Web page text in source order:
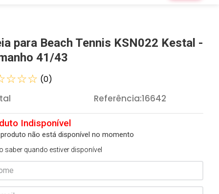
para Beach Tennis KSN022 Kestal -
41/43
☆☆☆ (0)
Referência:16642
não está disponível no momento
saber quando estiver disponível